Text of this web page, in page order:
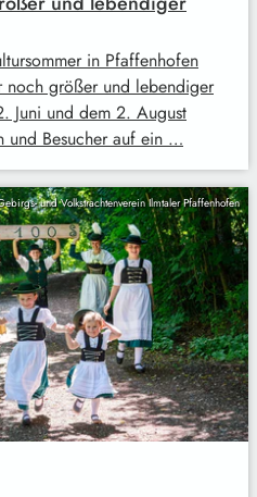
in Pfaffenhofen
noch größer und lebendiger
Juni und dem 2. August
und Besucher auf ein …
und Volkstrachtenverein Ilmtaler Pfaffenhofen